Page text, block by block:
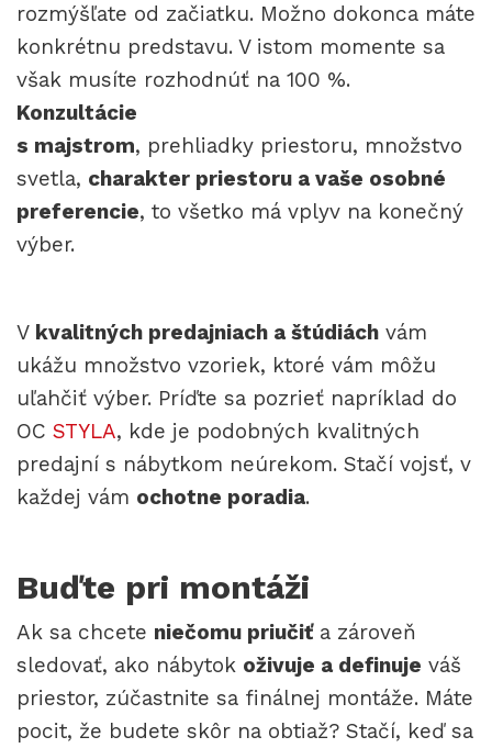
rozmýšľate od začiatku. Možno dokonca máte
konkrétnu predstavu. V istom momente sa
však musíte rozhodnúť na 100 %.
Konzultácie
s majstrom, prehliadky priestoru, množstvo
svetla, charakter priestoru a vaše osobné
preferencie, to všetko má vplyv na konečný
výber.
V kvalitných predajniach a štúdiách vám
ukážu množstvo vzoriek, ktoré vám môžu
uľahčiť výber. Príďte sa pozrieť napríklad do
OC STYLA, kde je podobných kvalitných
predajní s nábytkom neúrekom. Stačí vojsť, v
každej vám ochotne poradia.
Buďte pri montáži
Ak sa chcete niečomu priučiťa zároveň
sledovať, ako nábytok oživuje a definuje váš
priestor, zúčastnite sa finálnej montáže. Máte
pocit, že budete skôr na obtiaž? Stačí, keď sa